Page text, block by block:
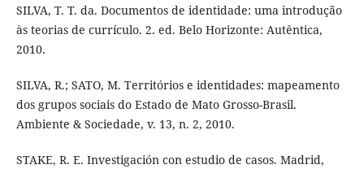
SILVA, T. T. da. Documentos de identidade: uma introdução
às teorias de currículo. 2. ed. Belo Horizonte: Autêntica,
2010.
SILVA, R.; SATO, M. Territórios e identidades: mapeamento
dos grupos sociais do Estado de Mato Grosso-Brasil.
Ambiente & Sociedade, v. 13, n. 2, 2010.
STAKE, R. E. Investigación con estudio de casos. Madrid,